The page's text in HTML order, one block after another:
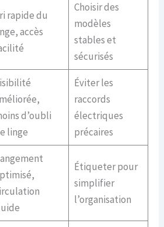
rapide du
accès
Choisir des
modèles
stables et
sécurisés
d’oubli
linge
Éviter les
raccords
électriques
précaires
Étiqueter pour
simplifier
l’organisation